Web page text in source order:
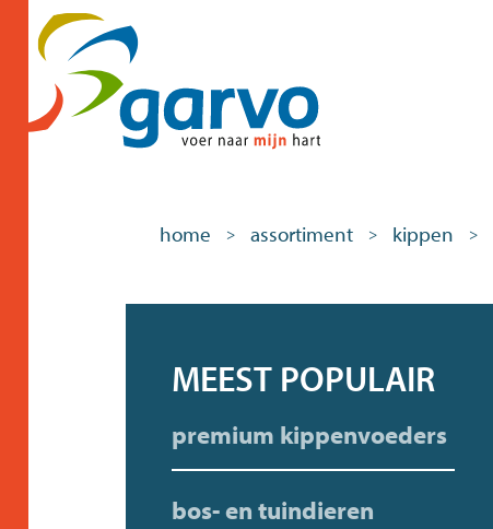
home > assortiment > kippen >
MEEST POPULAIR
premium kippenvoeders
bos- en tuindieren